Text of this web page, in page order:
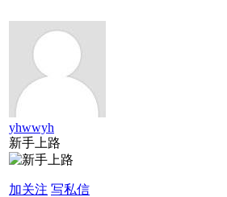
yhwwyh
新手上路
加关注 写私信